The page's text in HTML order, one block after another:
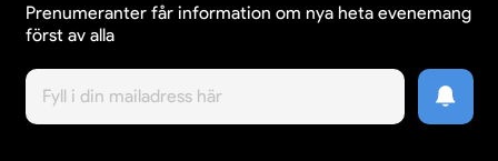
Prenumeranter får information om nya heta evenemang
först av alla